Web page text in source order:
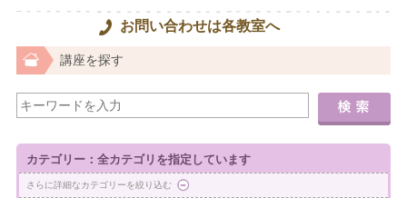
お問い合わせは各教室へ
講座を探す
カテゴリー：全カテゴリを指定しています
さらに詳細なカテゴリーを絞り込む